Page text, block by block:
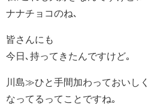
ナナチョコのね､
皆さんにも
今日､持ってきたんですけど｡
川島≫ひと手間加わっておいしく
なってるってことですね｡